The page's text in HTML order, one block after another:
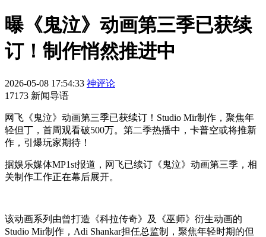
曝《鬼泣》动画第三季已获续
订！制作悄然推进中
2026-05-08 17:54:33 神评论
17173 新闻导语
网飞《鬼泣》动画第三季已获续订！Studio Mir制作，聚焦年
轻但丁，首周观看破500万。第二季热播中，卡普空或将推新
作，引爆玩家期待！
据娱乐媒体MP1st报道，网飞已续订《鬼泣》动画第三季，相
关制作工作正在幕后展开。
该动画系列由曾打造《科拉传奇》及《巫师》衍生动画的
Studio Mir制作，Adi Shankar担任总监制，聚焦年轻时期的但